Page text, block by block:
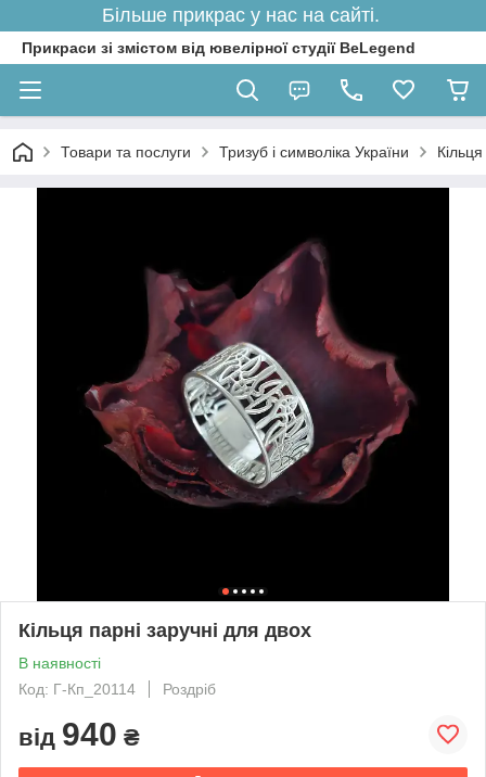
Більше прикрас у нас на сайті.
Прикраси зі змістом від ювелірної студії BeLegend
Товари та послуги Тризуб і символіка України
Кільця парні заручні для двох
В наявності
Код: Г-Кп_20114
Роздріб
від 940 ₴